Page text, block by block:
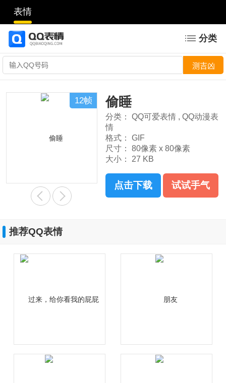
表情
分类
12帧 偷睡
分类： QQ可爱表情 , QQ动漫表
情
格式：
GIF
尺寸：
80像素 x 80像素
大小：
27 KB
点击下载 试试手气
推荐QQ表情